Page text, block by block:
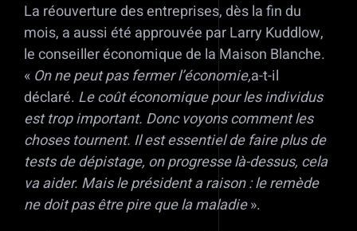
La réouverture des entreprises, dès la fin du
mois, a aussi été approuvée par Larry Kuddlow,
le conseiller économique de la Maison Blanche.
« On ne peut pas fermer l’économie,a-t-il
déclaré. Le coût économique pour les individus
est trop important. Donc voyons comment les
choses tournent. Il est essentiel de faire plus de
tests de dépistage, on progresse là-dessus, cela
va aider. Mais le président a raison: le remède
ne doit pas être pire que la maladie».